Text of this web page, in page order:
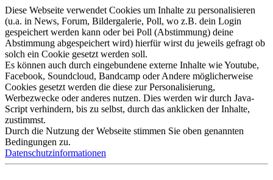
Diese Webseite verwendet Cookies um Inhalte zu personalisieren
(u.a. in News, Forum, Bildergalerie, Poll, wo z.B. dein Login
gespeichert werden kann oder bei Poll (Abstimmung) deine
Abstimmung abgespeichert wird) hierfür wirst du jeweils gefragt ob
solch ein Cookie gesetzt werden soll.
Es können auch durch eingebundene externe Inhalte wie Youtube,
Facebook, Soundcloud, Bandcamp oder Andere möglicherweise
Cookies gesetzt werden die diese zur Personalisierung,
Werbezwecke oder anderes nutzen. Dies werden wir durch Java-
Script verhindern, bis zu selbst, durch das anklicken der Inhalte,
zustimmst.
Durch die Nutzung der Webseite stimmen Sie oben genannten
Bedingungen zu.
Datenschutzinformationen